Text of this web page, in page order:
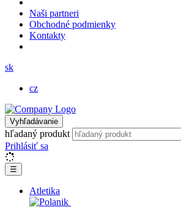
Naši partneri
Obchodné podmienky
Kontakty
sk
cz
Vyhľadávanie
hľadaný produkt
Prihlásiť sa
☰
Atletika